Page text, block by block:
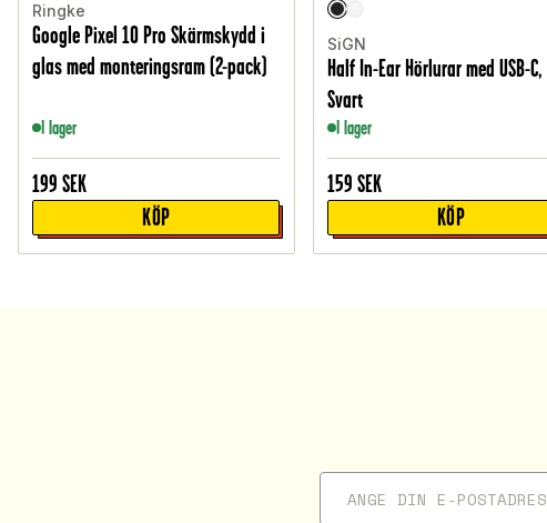
Ringke
Google Pixel 10 Pro Skärmskydd i
glas med monteringsram (2-pack)
I lager
199 SEK
KÖP
SiGN
Half In-Ear Hörlurar med USB-C,
Svart
I lager
159 SEK
KÖP